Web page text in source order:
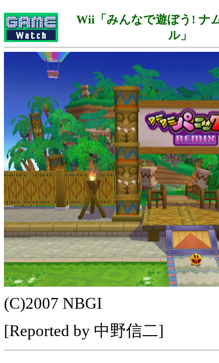
Wii「みんなで遊ぼう! ナ
ル」
(C)2007 NBGI
[Reported by 中野信二]